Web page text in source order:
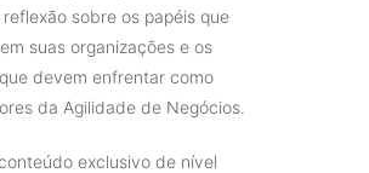
sobre os papéis que
suas organizações e os
devem enfrentar como
da Agilidade de Negócios.
exclusivo de nível